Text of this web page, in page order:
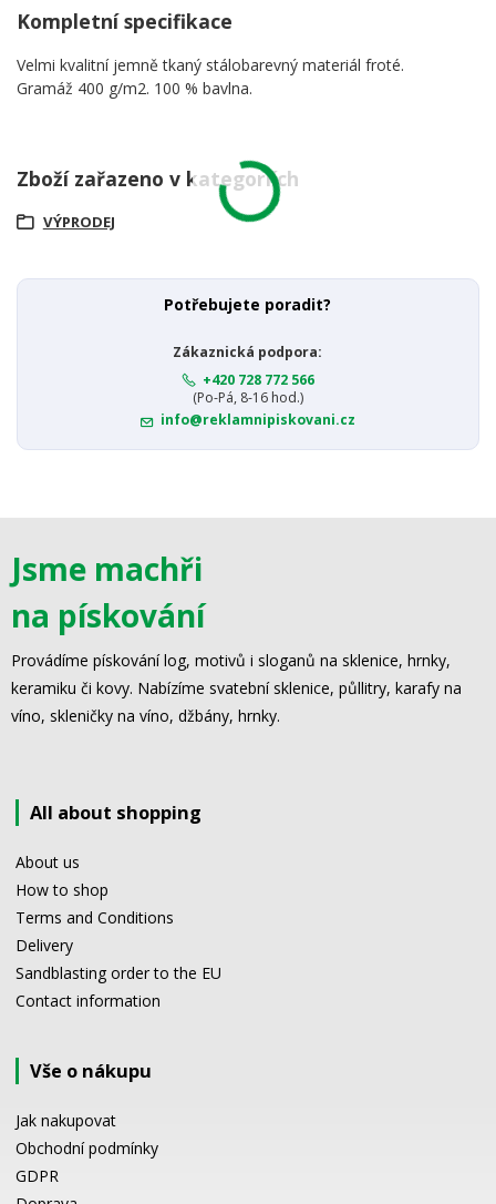
Kompletní specifikace
Velmi kvalitní jemně tkaný stálobarevný materiál froté.
Gramáž 400 g/m2. 100 % bavlna.
Zboží zařazeno v kategoriích
VÝPRODEJ
Potřebujete poradit?
Zákaznická podpora:
+420 728 772 566
(Po-Pá, 8-16 hod.)
info@reklamnipiskovani.cz
Jsme machři
na pískování
Provádíme pískování log, motivů i sloganů na sklenice, hrnky,
keramiku či kovy. Nabízíme svatební sklenice, půllitry, karafy na
víno, skleničky na víno, džbány, hrnky.
All about shopping
About us
How to shop
Terms and Conditions
Delivery
Sandblasting order to the EU
Contact information
Vše o nákupu
Jak nakupovat
Obchodní podmínky
GDPR